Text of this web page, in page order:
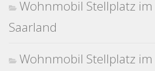
Wohnmobil Stellplatz
Saarland
Wohnmobil Stellplatz